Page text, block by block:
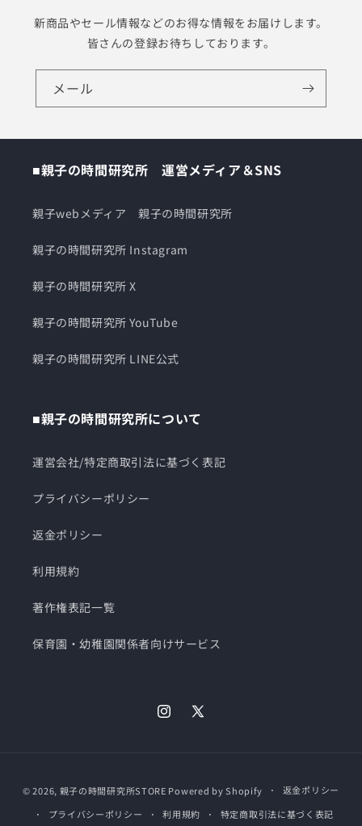
新商品やセール情報などのお得な情報をお届けします。
皆さんの登録お待ちしております。
メール
■親子の時間研究所 運営メディア＆SNS
親子webメディア 親子の時間研究所
親子の時間研究所 Instagram
親子の時間研究所 X
親子の時間研究所 YouTube
親子の時間研究所 LINE公式
■親子の時間研究所について
運営会社/特定商取引法に基づく表記
プライバシーポリシー
返金ポリシー
利用規約
著作権表記一覧
保育園・幼稚園関係者向けサービス
Instagram
X
済
方
© 2026, 親子の時間研究所STORE Powered by Shopify
返金ポリシー
プライバシーポリシー
利用規約 特定商取引法に基づく表記